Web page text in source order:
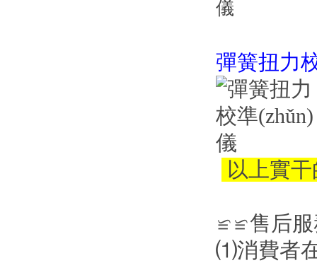
彈簧扭力
以上實干
≌≌售后
⑴消費者